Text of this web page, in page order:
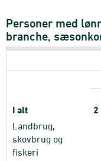
Personer med
branche,
I alt 2
Landbrug,
skovbrug og
fiskeri